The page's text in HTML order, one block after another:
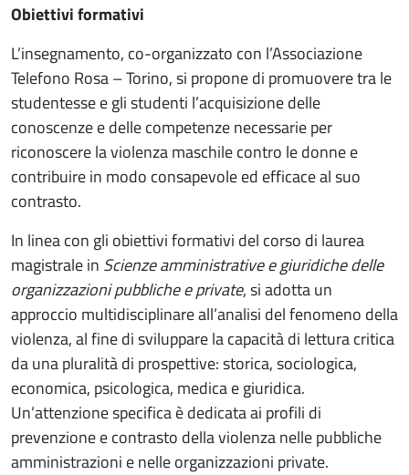
Obiettivi formativi
L’insegnamento, co-organizzato con l’Associazione
Telefono Rosa – Torino, si propone di promuovere tra le
studentesse e gli studenti l’acquisizione delle
conoscenze e delle competenze necessarie per
riconoscere la violenza maschile contro le donne e
contribuire in modo consapevole ed efficace al suo
contrasto.
In linea con gli obiettivi formativi del corso di laurea
magistrale in Scienze amministrative e giuridiche delle
organizzazioni pubbliche e private, si adotta un
approccio multidisciplinare all’analisi del fenomeno della
violenza, al fine di sviluppare la capacità di lettura critica
da una pluralità di prospettive: storica, sociologica,
economica, psicologica, medica e giuridica.
Un’attenzione specifica è dedicata ai profili di
prevenzione e contrasto della violenza nelle pubbliche
amministrazioni e nelle organizzazioni private.